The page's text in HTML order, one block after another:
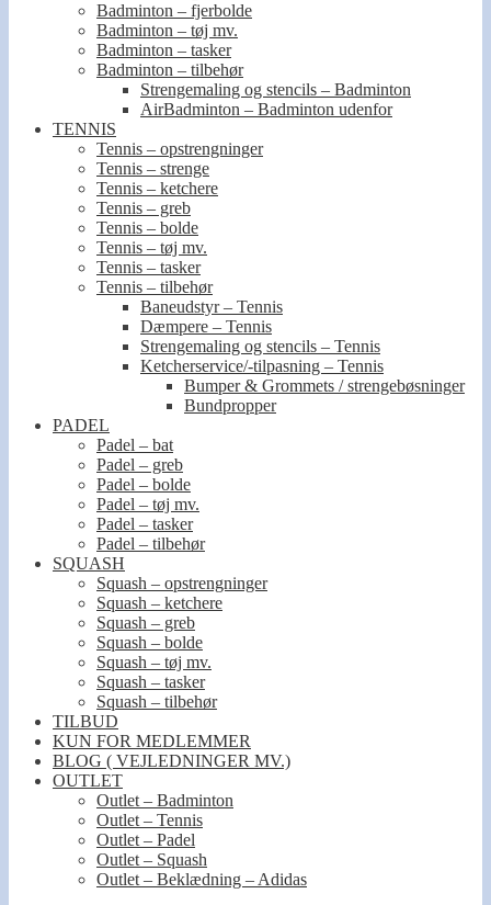
Badminton – fjerbolde
Badminton – tøj mv.
Badminton – tasker
Badminton – tilbehør
Strengemaling og stencils – Badminton
AirBadminton – Badminton udenfor
TENNIS
Tennis – opstrengninger
Tennis – strenge
Tennis – ketchere
Tennis – greb
Tennis – bolde
Tennis – tøj mv.
Tennis – tasker
Tennis – tilbehør
Baneudstyr – Tennis
Dæmpere – Tennis
Strengemaling og stencils – Tennis
Ketcherservice/-tilpasning – Tennis
Bumper & Grommets / strengebøsninger
Bundpropper
PADEL
Padel – bat
Padel – greb
Padel – bolde
Padel – tøj mv.
Padel – tasker
Padel – tilbehør
SQUASH
Squash – opstrengninger
Squash – ketchere
Squash – greb
Squash – bolde
Squash – tøj mv.
Squash – tasker
Squash – tilbehør
TILBUD
KUN FOR MEDLEMMER
BLOG ( VEJLEDNINGER MV.)
OUTLET
Outlet – Badminton
Outlet – Tennis
Outlet – Padel
Outlet – Squash
Outlet – Beklædning – Adidas